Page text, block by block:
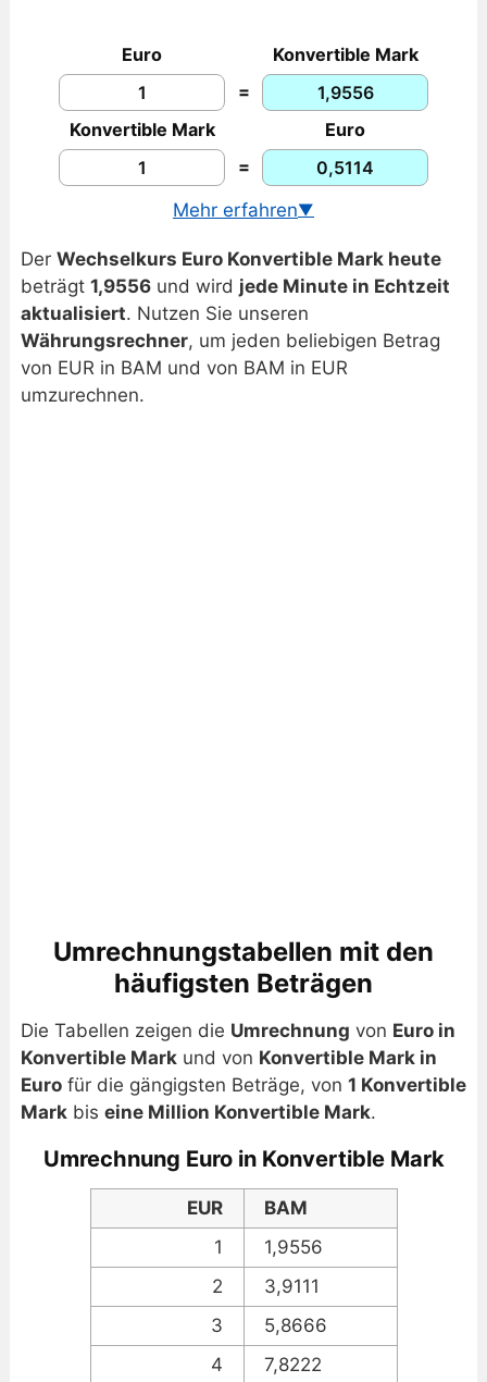
Euro
Konvertible Mark
=
Konvertible Mark
Euro
=
Mehr erfahren▼
USD/BAM Echtzeitkurs
Chart Euro/Konvertible Mark
Der Wechselkurs Euro Konvertible Mark heute
beträgt 1,9556und wird jede Minute in Echtzeit
aktualisiert. Nutzen Sie unseren
Währungsrechner, um jeden beliebigen Betrag
von EUR in BAM und von BAM in EUR
umzurechnen.
Umrechnungstabellen mit den
häufigsten Beträgen
Die Tabellen zeigen die Umrechnung von Euro in
Konvertible Markund von Konvertible Mark in
Eurofür die gängigsten Beträge, von 1 Konvertible
Markbis eine Million Konvertible Mark.
Umrechnung Euro in Konvertible Mark
EUR
BAM
1
1,9556
2
3,9111
3
5,8666
4
7,8222